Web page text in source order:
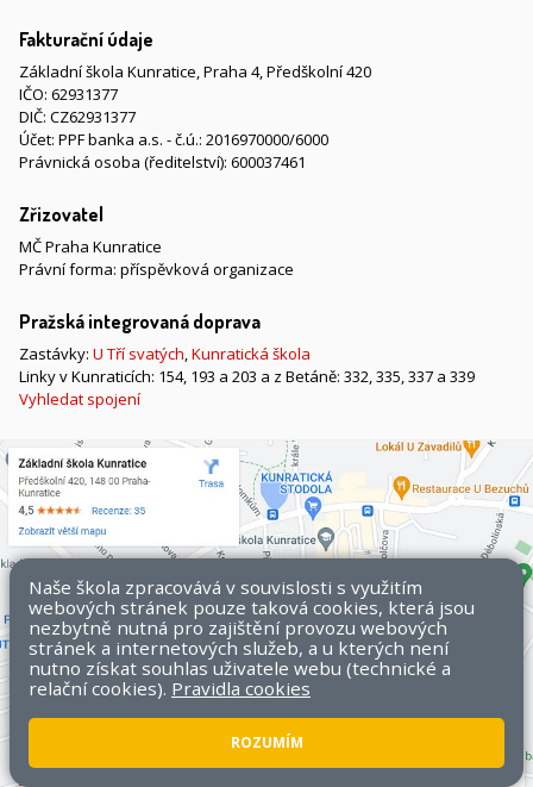
Fakturační údaje
Základní škola Kunratice, Praha 4, Předškolní 420
IČO: 62931377
DIČ: CZ62931377
Účet: PPF banka a.s. - č.ú.: 2016970000/6000
Právnická osoba (ředitelství): 600037461
Zřizovatel
MČ Praha Kunratice
Právní forma: příspěvková organizace
Pražská integrovaná doprava
Zastávky: U Tří svatých,Kunratická škola
Linky v Kunraticích: 154, 193 a 203 a z Betáně: 332, 335, 337 a 339
Vyhledat spojení
stránek
Naše škola zpracovává v souvislosti s využitím
webových stránek pouze taková cookies, která jsou
nezbytně nutná pro zajištění provozu webových
stránek a internetových služeb, a u kterých není
nutno získat souhlas uživatele webu (technické a
relační cookies). Pravidla cookies
ROZUMÍM